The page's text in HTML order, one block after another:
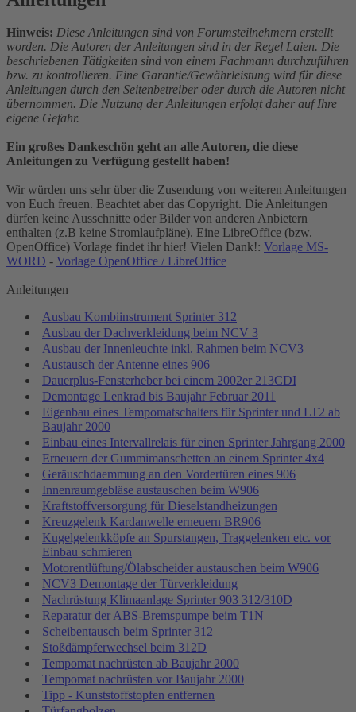
Hinweis: Diese Anleitungen sind von Forumsteilnehmern erstellt
worden. Die Autoren der Anleitungen sind in der Regel Laien. Die
beschriebenen Tätigkeiten sind von einem Fachmann durchzuführen
bzw. zu kontrollieren. Eine Garantie/Gewährleistung wird für diese
Anleitungen durch den Seitenbetreiber oder durch die Autoren nicht
übernommen. Die Nutzung der Anleitungen erfolgt daher auf Ihre
eigene Gefahr.
Ein großes Dankeschön geht an alle Autoren, die diese
Anleitungen zu Verfügung gestellt haben!
Wir würden uns sehr über die Zusendung von weiteren Anleitungen
von Euch freuen. Beachtet aber das Copyright. Die Anleitungen
dürfen keine Ausschnitte oder Bilder von anderen Anbietern
enthalten (z.B keine Stromlaufpläne). Eine LibreOffice (bzw.
OpenOffice) Vorlage findet ihr hier! Vielen Dank!: Vorlage MS-
WORD - Vorlage OpenOffice / LibreOffice
Anleitungen
Ausbau Kombiinstrument Sprinter 312
Ausbau der Dachverkleidung beim NCV 3
Ausbau der Innenleuchte inkl. Rahmen beim NCV3
Austausch der Antenne eines 906
Dauerplus-Fensterheber bei einem 2002er 213CDI
Demontage Lenkrad bis Baujahr Februar 2011
Eigenbau eines Tempomatschalters für Sprinter und LT2 ab
Baujahr 2000
Einbau eines Intervallrelais für einen Sprinter Jahrgang 2000
Erneuern der Gummimanschetten an einem Sprinter 4x4
Geräuschdaemmung an den Vordertüren eines 906
Innenraumgebläse austauschen beim W906
Kraftstoffversorgung für Dieselstandheizungen
Kreuzgelenk Kardanwelle erneuern BR906
Kugelgelenkköpfe an Spurstangen, Traggelenken etc. vor
Einbau schmieren
Motorentlüftung/Ölabscheider austauschen beim W906
NCV3 Demontage der Türverkleidung
Nachrüstung Klimaanlage Sprinter 903 312/310D
Reparatur der ABS-Bremspumpe beim T1N
Scheibentausch beim Sprinter 312
Stoßdämpferwechsel beim 312D
Tempomat nachrüsten ab Baujahr 2000
Tempomat nachrüsten vor Baujahr 2000
Tipp - Kunststoffstopfen entfernen